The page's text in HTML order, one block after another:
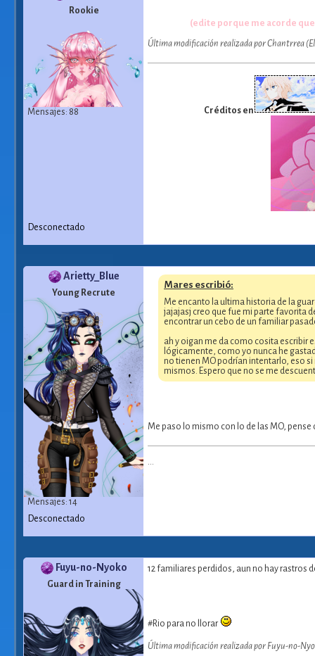
Rookie
Mensajes: 88
(edite porque me acorde
Última modificación realizada por Chantrrea
Créditos en
Desconectado
Arietty_Blue
Young Recrute
Mensajes: 14
Mares escribió:
Me encanto la ultima historia de la
jajajasj creo que fue mi parte favorita
encontrar un cebo de un familiar
ah y oigan me da como cosita escribir
lógicamente, como yo nunca he
no tienen MO podrían intentarlo, eso
mismos. Espero que no se me
Me paso lo mismo con lo de las MO,
...
Desconectado
Fuyu-no-Nyoko
Guard in Training
12 familiares perdidos, aun no hay rastros
#Rio para no llorar
Última modificación realizada por Fuyu-no-